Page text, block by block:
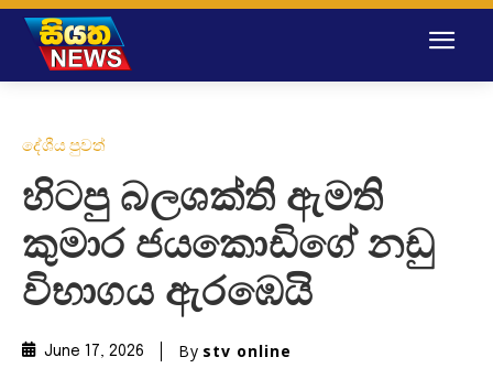
දේශීය පුවත්
හිටපු බලශක්ති ඇමති
කුමාර ජයකොඩිගේ නඩු
විභාගය ඇරඹෙයි
June 17, 2026 By stv online